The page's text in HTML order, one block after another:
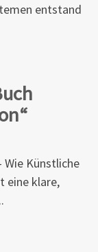
entstand
Künstliche
eine klare,